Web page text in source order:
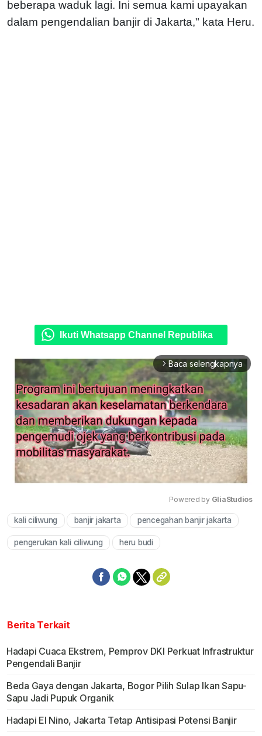
beberapa waduk lagi. Ini semua kami upayakan
dalam pengendalian banjir di Jakarta," kata Heru.
Ikuti Whatsapp Channel Republika
arrow_forward_ios Baca selengkapnya
Mute
Powered by GliaStudios
kali ciliwung banjir jakarta pencegahan banjir jakarta
pengerukan kali ciliwung heru budi
Berita Terkait
Hadapi Cuaca Ekstrem, Pemprov DKI Perkuat Infrastruktur
Pengendali Banjir
Beda Gaya dengan Jakarta, Bogor Pilih Sulap Ikan Sapu-
Sapu Jadi Pupuk Organik
Hadapi El Nino, Jakarta Tetap Antisipasi Potensi Banjir